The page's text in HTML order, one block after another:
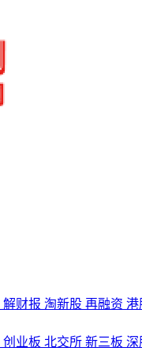
解财报 淘新股 再融资 港
创业板 北交所 新三板 深